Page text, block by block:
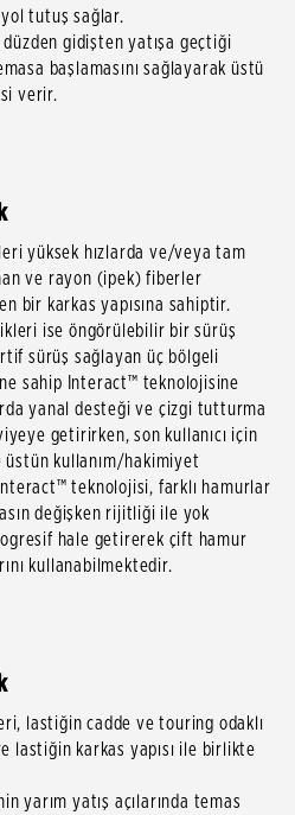
tutuş sağlar.
gidişten yatışa geçtiği
başlamasını sağlayarak üstü
verir.
yüksek hızlarda ve/veya tam
ve rayon (ipek) fiberler
bir karkas yapısına sahiptir.
ise öngörülebilir bir sürüş
sürüş sağlayan üç bölgeli
sahip Interact™ teknolojisine
yanal desteği ve çizgi tutturma
getirirken, son kullanıcı için
kullanım/hakimiyet
teknolojisi, farklı hamurlar
değişken rijitliği ile yok
hale getirerek çift hamur
kullanabilmektedir.
lastiğin cadde ve touring odaklı
lastiğin karkas yapısı ile birlikte
yarım yatış açılarında temas